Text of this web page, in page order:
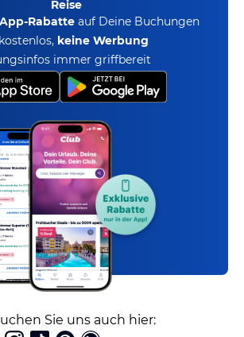
Reise
Rabatte auf Deine Buchungen
keine Werbung
immer griffbereit
Sie uns auch hier: